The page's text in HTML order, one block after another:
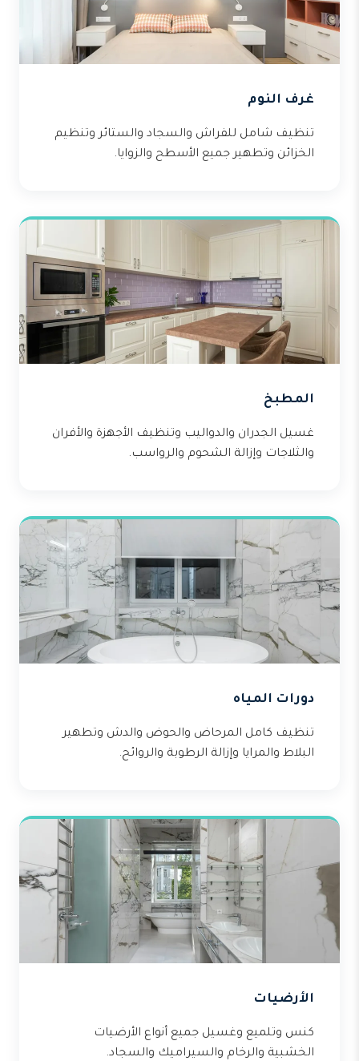
غرف النوم
تنظيف شامل للفراش والسجاد والستائر وتنظيم
الخزائن وتطهير جميع الأسطح والزوايا.
المطبخ
غسيل الجدران والدواليب وتنظيف الأجهزة والأفران
والثلاجات وإزالة الشحوم والرواسب.
دورات المياه
تنظيف كامل المرحاض والحوض والدش وتطهير
البلاط والمرايا وإزالة الرطوبة والروائح.
الأرضيات
كنس وتلميع وغسيل جميع أنواع الأرضيات
الخشبية والرخام والسيراميك والسجاد.